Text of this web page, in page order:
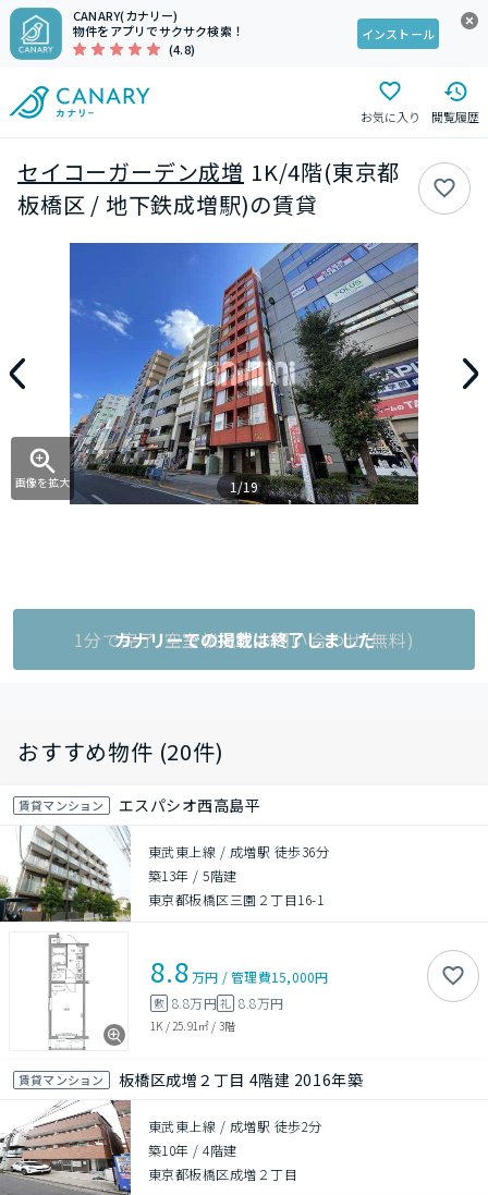
CANARY(カナリー)
物件をアプリでサクサク検索！
(4.8)
インストール
お気に入り 閲覧履歴
セイコーガーデン成増 1K/4階(東京都
板橋区 / 地下鉄成増駅)の賃貸
画像を拡大 1/19
1分で完了!空室状況をお問い合わせ(無料)
カナリーでの掲載は終了しました
おすすめ物件 (20件)
賃貸マンション エスパシオ西高島平
東武東上線 / 成増駅 徒歩36分
築13年 /5階建
東京都板橋区三園２丁目16-1
8.8万円 /管理費15,000円
敷 8.8万円礼 8.8万円
1K / 25.91㎡ / 3階
賃貸マンション 板橋区成増２丁目 4階建 2016年築
東武東上線 / 成増駅 徒歩2分
築10年 /4階建
東京都板橋区成増２丁目